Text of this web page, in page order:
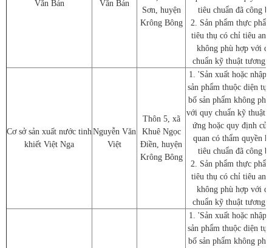
Văn Bản Văn Bản
Sơn, huyện
Krông Bông
tiêu chuẩn đã công
2. Sản phẩm thực
tiêu thụ có chỉ tiêu an
không phù hợp với
chuẩn kỹ thuật tương
Cơ sở sản xuất nước tinh
khiết Việt Nga
Nguyễn Văn
Việt
Thôn 5, xã
Khuê Ngọc
Điền, huyện
Krông Bông
1. 'Sản xuất hoặc nhập
sản phẩm thuộc diện tự
bố sản phẩm không
với quy chuẩn kỹ thuật
ứng hoặc quy định
quan có thẩm quyền
tiêu chuẩn đã công
2. Sản phẩm thực
tiêu thụ có chỉ tiêu an
không phù hợp với
chuẩn kỹ thuật tương
1. 'Sản xuất hoặc nhập
sản phẩm thuộc diện tự
bố sản phẩm không